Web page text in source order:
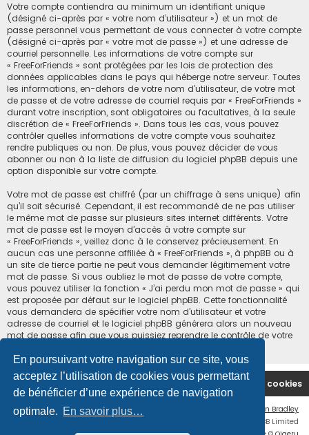
En poursuivant votre navigation sur ce site, vous
acceptez l’utilisation de cookies vous permettant
de bénéficier d’une expérience de navigation
optimale. En savoir plus…
Votre compte contiendra au minimum un identifiant unique
(désigné ci-après par « votre nom d’utilisateur ») et un mot de
passe personnel vous permettant de vous connecter à votre compte
(désigné ci-après par « votre mot de passe ») et une adresse de
courriel personnelle. Les informations de votre compte sur
« FreeForFriends » sont protégées par les lois de protection des
données applicables dans le pays qui héberge notre serveur. Toutes
les informations, en-dehors de votre nom d’utilisateur, de votre mot
de passe et de votre adresse de courriel requis par « FreeForFriends »
durant votre inscription, sont obligatoires ou facultatives, à la seule
discrétion de « FreeForFriends ». Dans tous les cas, vous pouvez
contrôler quelles informations de votre compte vous souhaitez
rendre publiques ou non. De plus, vous pouvez décider de vous
abonner ou non à la liste de diffusion du logiciel phpBB depuis une
option disponible sur votre compte.
Votre mot de passe est chiffré (par un chiffrage à sens unique) afin
qu’il soit sécurisé. Cependant, il est recommandé de ne pas utiliser
le même mot de passe sur plusieurs sites internet différents. Votre
mot de passe est le moyen d’accès à votre compte sur
« FreeForFriends », veillez donc à le conservez précieusement. En
aucun cas une personne affiliée à « FreeForFriends », à phpBB ou à
un site de tierce partie ne peut vous demander légitimement votre
mot de passe. Si vous oubliez le mot de passe de votre compte,
vous pouvez utiliser la fonction « J’ai perdu mon mot de passe » qui
est proposée par défaut sur le logiciel phpBB. Cette fonctionnalité
vous demandera de spécifier votre nom d’utilisateur et votre
adresse de courriel et le logiciel phpBB générera alors un nouveau
mot de passe afin que vous puissiez reprendre le contrôle de votre
Accueil du forum Supprimer les cookies
Ian Bradley
® Forum Software © phpBB Limited